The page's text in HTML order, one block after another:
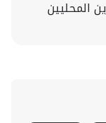
المحليين